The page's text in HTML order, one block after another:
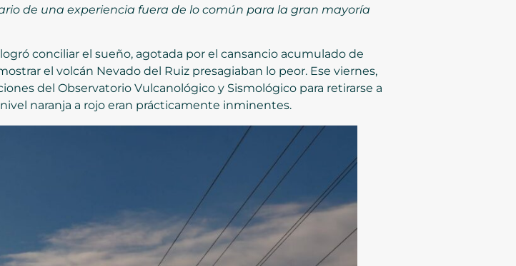
de una experiencia fuera de lo común para la gran mayoría
conciliar el sueño, agotada por el cansancio acumulado de
el volcán Nevado del Ruiz presagiaban lo peor. Ese viernes,
del Observatorio Vulcanológico y Sismológico para retirarse a
naranja a rojo eran prácticamente inminentes.